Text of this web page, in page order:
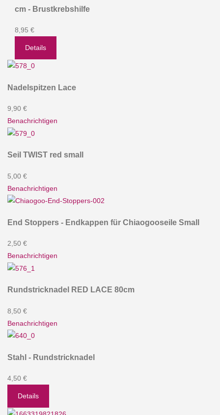
cm - Brustkrebshilfe
8,95 €
Details
Nadelspitzen Lace
9,90 €
Benachrichtigen
Seil TWIST red small
5,00 €
Benachrichtigen
End Stoppers - Endkappen für Chiaogooseile Small
2,50 €
Benachrichtigen
Rundstricknadel RED LACE 80cm
8,50 €
Benachrichtigen
Stahl - Rundstricknadel
4,50 €
Details